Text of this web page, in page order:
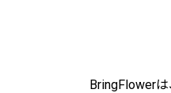
BringFlower